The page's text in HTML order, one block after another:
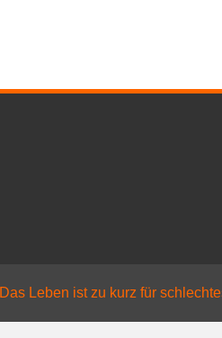
Das Leben ist zu kurz für